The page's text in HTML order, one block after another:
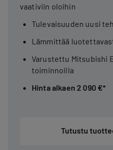
vaativiin oloihin
Tulevaisuuden uusi
Lämmittää
Varustettu Mitsubishi
toiminnoilla
Hinta alkaen 2 090 €*
Tutustu